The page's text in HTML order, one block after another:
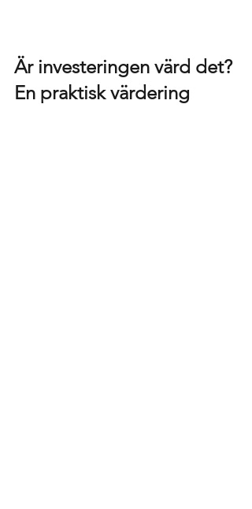
Är investeringen värd det?
En praktisk värdering